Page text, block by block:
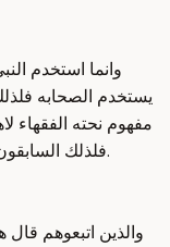
وانما استخدم
يستخدم الصحابه
مفهوم نحته الفقهاء
فلذلك السابقون الاولون هؤلاء رضي الله سبحانه وتعالى عنهم.
والذين اتبعوهم قال